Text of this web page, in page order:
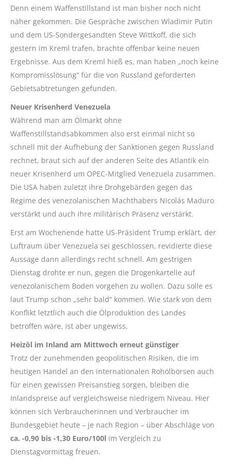
Denn einem Waffenstillstand ist man bisher noch nicht
näher gekommen. Die Gespräche zwischen Wladimir Putin
und dem US-Sondergesandten Steve Wittkoff, die sich
gestern im Kreml trafen, brachte offenbar keine neuen
Ergebnisse. Aus dem Kreml hieß es, man haben „noch keine
Kompromisslösung“ für die von Russland geforderten
Gebietsabtretungen gefunden.
Neuer Krisenherd Venezuela
Während man am Ölmarkt ohne
Waffenstillstandsabkommen also erst einmal nicht so
schnell mit der Aufhebung der Sanktionen gegen Russland
rechnet, braut sich auf der anderen Seite des Atlantik ein
neuer Krisenherd um OPEC-Mitglied Venezuela zusammen.
Die USA haben zuletzt ihre Drohgebärden gegen das
Regime des venezolanischen Machthabers Nicolás Maduro
verstärkt und auch ihre militärisch Präsenz verstärkt.
Erst am Wochenende hatte US-Präsident Trump erklärt, der
Luftraum über Venezuela sei geschlossen, revidierte diese
Aussage dann allerdings recht schnell. Am gestrigen
Dienstag drohte er nun, gegen die Drogenkartelle auf
venezolanischem Boden vorgehen zu wollen. Dazu solle es
laut Trump schon „sehr bald“ kommen. Wie stark von dem
Konflikt letztlich auch die Ölproduktion des Landes
betroffen wäre, ist aber ungewiss.
Heizöl im Inland am Mittwoch erneut günstiger
Trotz der zunehmenden geopolitischen Risiken, die im
heutigen Handel an den internationalen Rohölbörsen auch
für einen gewissen Preisanstieg sorgen, bleiben die
Inlandspreise auf vergleichsweise niedrigem Niveau. Hier
können sich Verbraucherinnen und Verbraucher im
Bundesgebiet heute – je nach Region – über Abschläge von
ca. -0,90 bis -1,30 Euro/100l im Vergleich zu
Dienstagvormittag freuen.